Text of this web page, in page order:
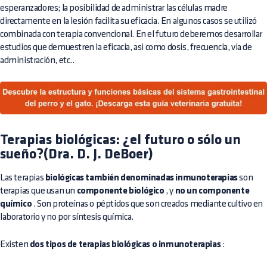
esperanzadores; la posibilidad de administrar las células madre
directamente en la lesión facilita su eficacia. En algunos casos se utilizó
combinada con terapia convencional. En el futuro deberemos desarrollar
estudios que demuestren la eficacia, asi como dosis, frecuencia, via de
administración, etc..
Terapias biológicas: ¿el futuro o sólo un
sueño?(Dra. D. J. DeBoer)
Las terapias biológicas también denominadas inmunoterapiasson
terapias que usan un componente biológico , y no un componente
químico . Son proteínas o péptidos que son creados mediante cultivo en
laboratorio y no por síntesis química.
Existen dos tipos de terapias biológicas o inmunoterapias: